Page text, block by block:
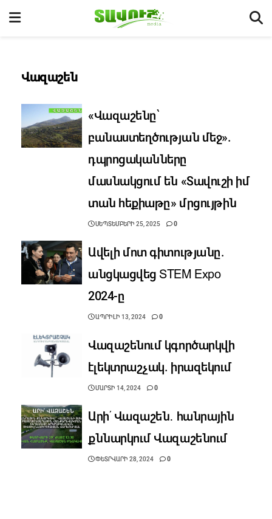
Վազաշեն
«Վազաշենը՝
բանաստեղծության մեջ».
դպրոցականները
մասնակցում են «Տավուշի իմ
տան հեքիաթը» մրցույթին
ՍԵՊՏԵՄԲԵՐԻ 25, 2025 0
Ավելի մոտ գիտությանը.
անցկացվեց STEM Expo
2024-ը
ԱՊՐԻԼԻ 13, 2024 0
Վազաշենում կգործարկվի
էլեկտրաշչակ. իրազեկում
ՄԱՐՏԻ 14, 2024 0
Արի՛ Վազաշեն․ հանրային
քննարկում Վազաշենում
ՓԵՏՐՎԱՐԻ 28, 2024 0